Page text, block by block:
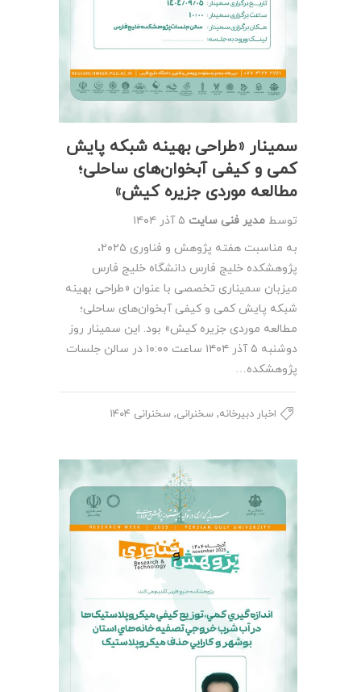
سمینار «طراحی بهینه شبکه پایش
کمی و کیفی آبخوان‌های ساحلی؛
مطالعه موردی جزیره کیش»
توسط مدیر فنی سایت ۵ آذر ۱۴۰۴
به مناسبت هفته پژوهش و فناوری ۲۰۲۵،
پژوهشکده خلیج فارس دانشگاه خلیج فارس
میزبان سمیناری تخصصی با عنوان «طراحی بهینه
شبکه پایش کمی و کیفی آبخوان‌های ساحلی؛
مطالعه موردی جزیره کیش» بود. این سمینار روز
دوشنبه ۵ آذر ۱۴۰۴ ساعت ۱۰:۰۰ در سالن جلسات
پژوهشکده…
اخبار دبیرخانه, سخنرانی, سخنرانی ۱۴۰۴